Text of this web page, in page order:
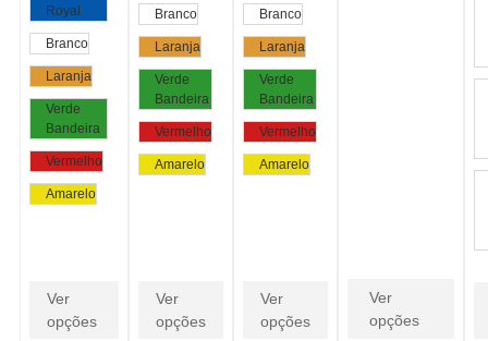
Royal
Branco
Laranja
Verde
Bandeira
Vermelho
Amarelo
Ver
opções
Branco
Laranja
Verde
Bandeira
Vermelho
Amarelo
Ver
opções
Branco
Laranja
Verde
Bandeira
Vermelho
Amarelo
Ver
opções
Ver
opções